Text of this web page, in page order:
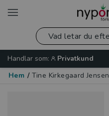
Handlar som:
Privatkund
Hem / Tine Kirkegaard Jensen